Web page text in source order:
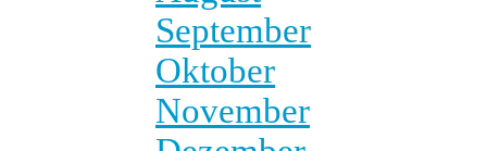
September
Oktober
November